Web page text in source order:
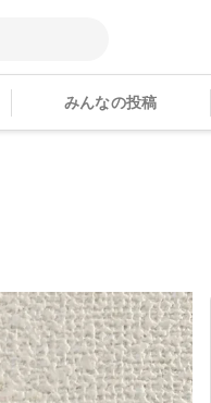
みんなの投稿